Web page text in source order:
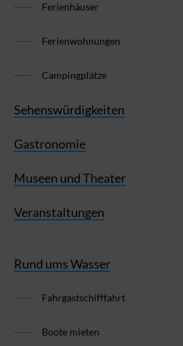
Ferienhäuser
Ferienwohnungen
Campingplätze
Sehenswürdigkeiten
Gastronomie
Museen und Theater
Veranstaltungen
Rund ums Wasser
Fahrgastschifffahrt
Boote mieten